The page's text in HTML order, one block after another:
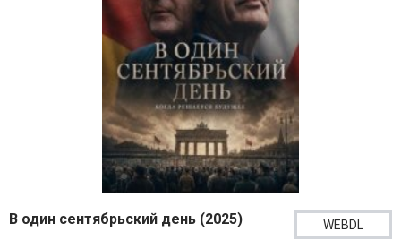
В один сентябрьский день (2025) WEBDL